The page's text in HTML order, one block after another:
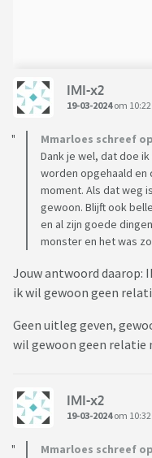
IMI-x2
19-03-2024om 10:22
Mmarloes schreef op
Dank je wel, dat doe
worden opgehaald en
moment. Als dat weg
gewoon. Blijft ook
en al zijn goede
monster en het was
Jouw antwoord daarop:
ik wil gewoon geen
Geen uitleg geven,
wil gewoon geen relatie
IMI-x2
19-03-2024om 10:32
Mmarloes schreef op